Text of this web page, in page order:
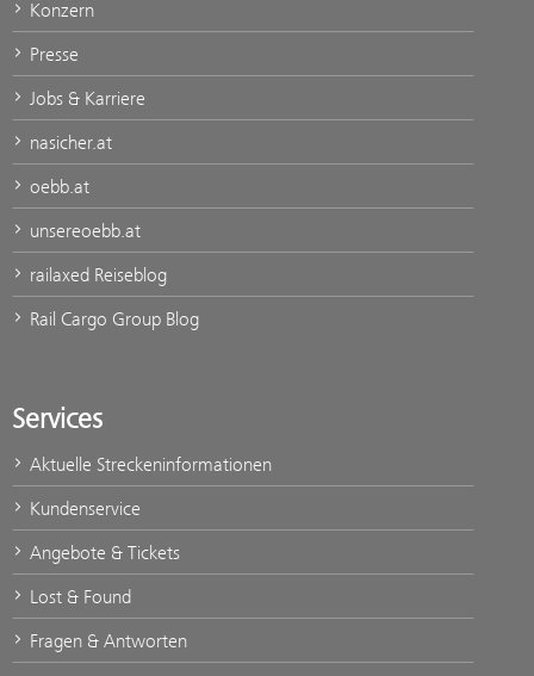
Konzern
Presse
Jobs & Karriere
nasicher.at
oebb.at
unsereoebb.at
railaxed Reiseblog
Rail Cargo Group Blog
Services
Aktuelle Streckeninformationen
Kundenservice
Angebote & Tickets
Lost & Found
Fragen & Antworten